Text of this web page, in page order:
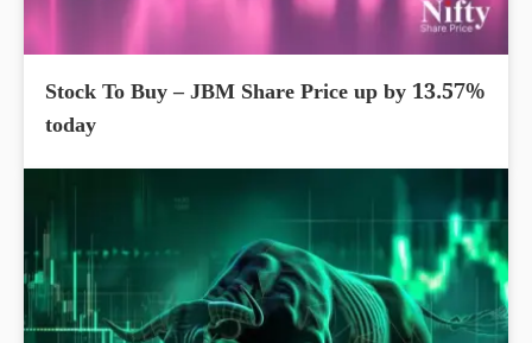
Stock To Buy – JBM Share Price up by 13.57%
today